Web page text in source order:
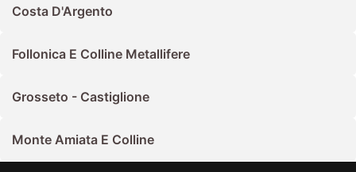
Costa D'Argento
Follonica E Colline Metallifere
Grosseto - Castiglione
Monte Amiata E Colline